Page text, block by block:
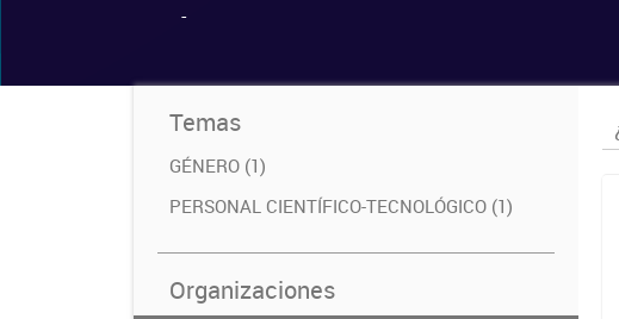
-
Temas
GÉNERO (1)
PERSONAL CIENTÍFICO-TECNOLÓGICO (1)
Organizaciones